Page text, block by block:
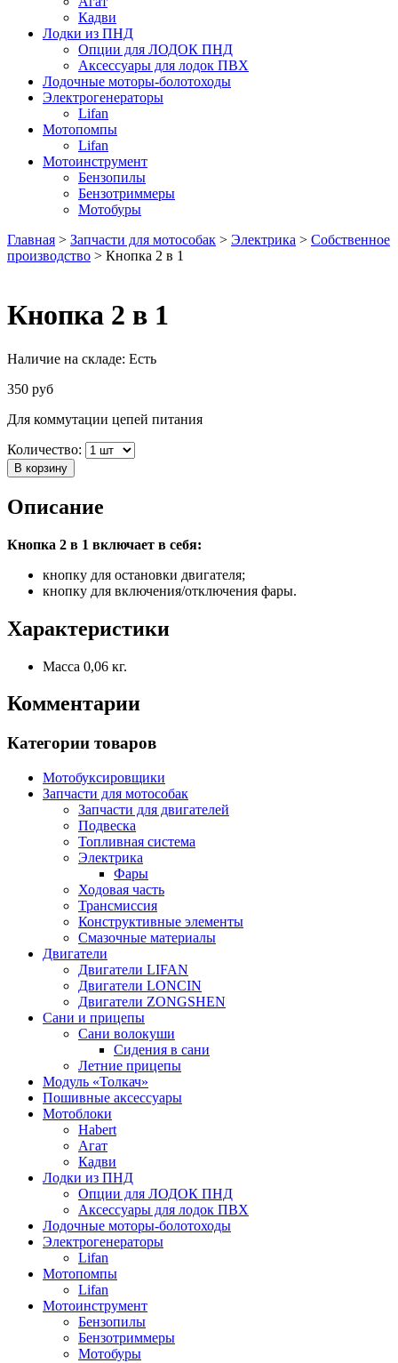
Кадви
Лодки из ПНД
Опции для ЛОДОК ПНД
Аксессуары для лодок ПВХ
Лодочные моторы-болотоходы
Электрогенераторы
Lifan
Мотопомпы
Lifan
Мотоинструмент
Бензопилы
Бензотриммеры
Мотобуры
Главная > Запчасти для мотособак > Электрика > Собственное
производство > Кнопка 2 в 1
Кнопка 2 в 1
Наличие на складе: Есть
350 руб
Для коммутации цепей питания
Количество:
В корзину
Описание
Кнопка 2 в 1 включает в себя:
кнопку для остановки двигателя;
кнопку для включения/отключения фары.
Характеристики
Масса 0,06 кг.
Комментарии
Категории товаров
Мотобуксировщики
Запчасти для мотособак
Запчасти для двигателей
Подвеска
Топливная система
Электрика
Фары
Ходовая часть
Трансмиссия
Конструктивные элементы
Смазочные материалы
Двигатели
Двигатели LIFAN
Двигатели LONCIN
Двигатели ZONGSHEN
Сани и прицепы
Сани волокуши
Сидения в сани
Летние прицепы
Модуль «Толкач»
Пошивные аксессуары
Мотоблоки
Habert
Агат
Кадви
Лодки из ПНД
Опции для ЛОДОК ПНД
Аксессуары для лодок ПВХ
Лодочные моторы-болотоходы
Электрогенераторы
Lifan
Мотопомпы
Lifan
Мотоинструмент
Бензопилы
Бензотриммеры
Мотобуры